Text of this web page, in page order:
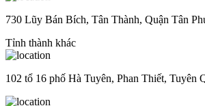
730 Lũy Bán Bích, Tân Thành, Quận Tân
Tỉnh thành khác
102 tổ 16 phố Hà Tuyên, Phan Thiết, Tuyên